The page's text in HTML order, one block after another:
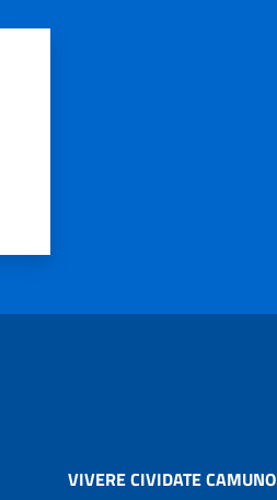
VIVERE CIVIDATE CAMUNO